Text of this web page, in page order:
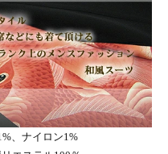
、ナイロン1%